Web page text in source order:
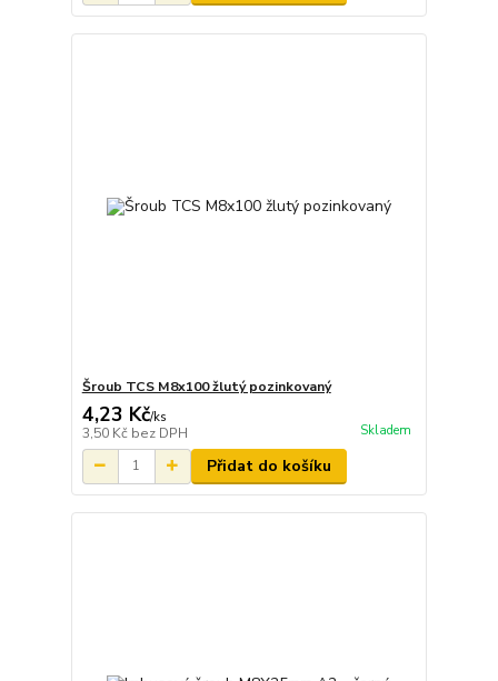
Šroub TCS M8x100 žlutý pozinkovaný
4,23 Kč/ks
3,50 Kč bez DPH Skladem
Přidat do košíku